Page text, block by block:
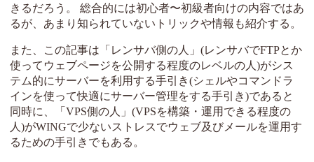
きるだろう。 総合的には初心者〜初級者向けの内容ではあ
るが、あまり知られていないトリックや情報も紹介する。
また、この記事は「レンサバ側の人」(レンサバでFTPとか
使ってウェブページを公開する程度のレベルの人)がシス
テム的にサーバーを利用する手引き(シェルやコマンドラ
インを使って快適にサーバー管理をする手引き)であると
同時に、「VPS側の人」(VPSを構築・運用できる程度の
人)がWINGで少ないストレスでウェブ及びメールを運用す
るための手引きでもある。